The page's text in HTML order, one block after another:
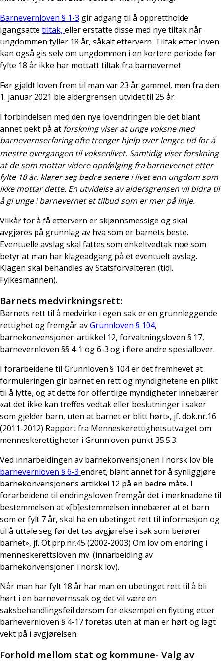
Barnevernloven § 1-3 gir adgang til å opprettholde
igangsatte tiltak, eller erstatte disse med nye tiltak når
ungdommen fyller 18 år, såkalt ettervern. Tiltak etter loven
kan også gis selv om ungdommen i en kortere periode før
fylte 18 år ikke har mottatt tiltak fra barnevernet
Før gjaldt loven frem til man var 23 år gammel, men fra den
1. januar 2021 ble aldergrensen utvidet til 25 år.
I forbindelsen med den nye lovendringen ble det blant
annet pekt på at forskning viser at unge voksne med
barnevernserfaring ofte trenger hjelp over lengre tid for å
mestre overgangen til voksenlivet. Samtidig viser forskning
at de som mottar videre oppfølging fra barnevernet etter
fylte 18 år, klarer seg bedre senere i livet enn ungdom som
ikke mottar dette. En utvidelse av aldersgrensen vil bidra til
å gi unge i barnevernet et tilbud som er mer på linje.
Vilkår for å få ettervern er skjønnsmessige og skal
avgjøres på grunnlag av hva som er barnets beste.
Eventuelle avslag skal fattes som enkeltvedtak noe som
betyr at man har klageadgang på et eventuelt avslag.
Klagen skal behandles av Statsforvalteren (tidl.
Fylkesmannen).
Barnets medvirkningsrett:
Barnets rett til å medvirke i egen sak er en grunnleggende
rettighet og fremgår avGrunnloven § 104,
barnekonvensjonen artikkel 12, forvaltningsloven § 17,
barnevernloven §§ 4-1 og 6-3 og i flere andre spesiallover.
I forarbeidene til Grunnloven § 104 er det fremhevet at
formuleringen gir barnet en rett og myndighetene en plikt
til å lytte, og at dette for offentlige myndigheter innebærer
«at det ikke kan treffes vedtak eller beslutninger i saker
som gjelder barn, uten at barnet er blitt hørt», jf. dok.nr.16
(2011-2012) Rapport fra Menneskerettighetsutvalget om
menneskerettigheter i Grunnloven punkt 35.5.3.
Ved innarbeidingen av barnekonvensjonen i norsk lov ble
barnevernloven § 6-3 endret, blant annet for å synliggjøre
barnekonvensjonens artikkel 12 på en bedre måte. I
forarbeidene til endringsloven fremgår det i merknadene til
bestemmelsen at «[b]estemmelsen innebærer at et barn
som er fylt 7 år, skal ha en ubetinget rett til informasjon og
til å uttale seg før det tas avgjørelse i sak som berører
barnet», jf. Ot.prp.nr.45 (2002-2003) Om lov om endring i
menneskerettsloven mv. (innarbeiding av
barnekonvensjonen i norsk lov).
Når man har fylt 18 år har man en ubetinget rett til å bli
hørt i en barnevernssak og det vil være en
saksbehandlingsfeil dersom for eksempel en flytting etter
barnevernloven § 4-17 foretas uten at man er hørt og lagt
vekt på i avgjørelsen.
Forhold mellom stat og kommune- Valg av